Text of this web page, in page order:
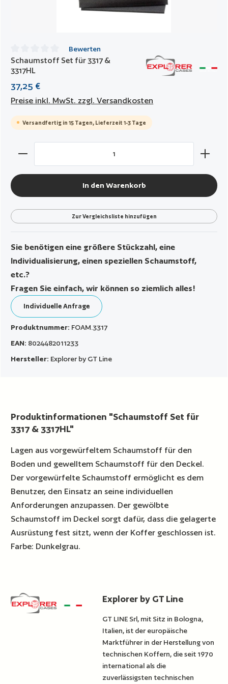
Durchschnittliche Bewertung von 0 von 5 Sternen
Bewerten
Schaumstoff Set für 3317 &
3317HL
37,25 €
Preise inkl. MwSt. zzgl. Versandkosten
Versandfertig in 15 Tagen, Lieferzeit 1-3 Tage
Produkt Anzahl: Gib den gewünschten Wert ein oder
In den Warenkorb
Zur Vergleichsliste hinzufügen
Sie benötigen eine größere Stückzahl, eine
Individualisierung, einen speziellen Schaumstoff,
etc.?
Fragen Sie einfach, wir können so ziemlich alles!
Individuelle Anfrage
Produktnummer: FOAM.3317
EAN: 8024482011233
Hersteller: Explorer by GT Line
Produktinformationen "Schaumstoff Set für
3317 & 3317HL"
Lagen aus vorgewürfeltem Schaumstoff für den
Boden und gewelltem Schaumstoff für den Deckel.
Der vorgewürfelte Schaumstoff ermöglicht es dem
Benutzer, den Einsatz an seine individuellen
Anforderungen anzupassen. Der gewölbte
Schaumstoff im Deckel sorgt dafür, dass die gelagerte
Ausrüstung fest sitzt, wenn der Koffer geschlossen ist.
Farbe: Dunkelgrau.
Explorer by GT Line
GT LINE Srl, mit Sitz in Bologna,
Italien, ist der europäische
Marktführer in der Herstellung von
technischen Koffern, die seit 1970
international als die
zuverlässigsten technischen